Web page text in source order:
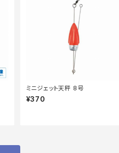
ミニジェット天秤 8号
¥370